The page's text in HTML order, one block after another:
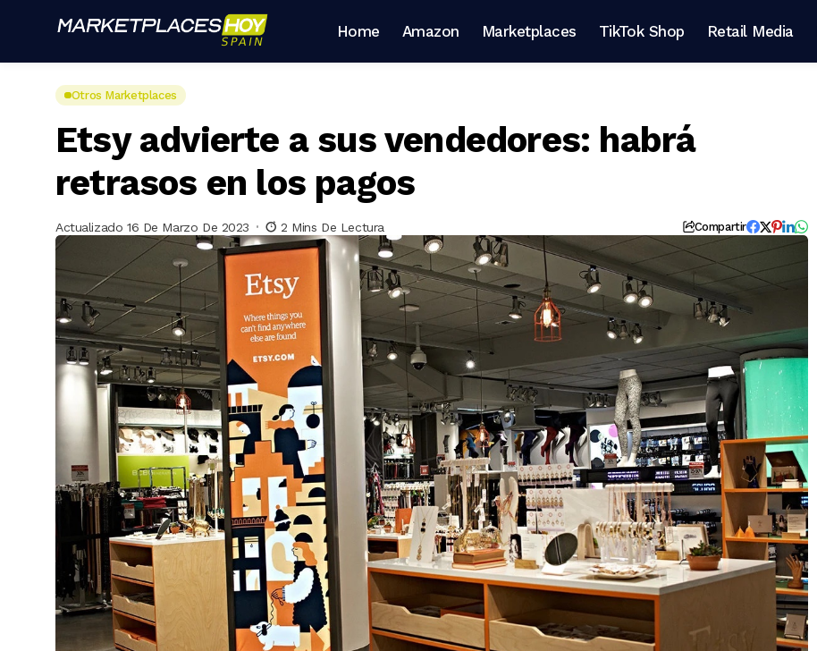
Home Amazon Marketplaces TikTok Shop Retail Media
Otros Marketplaces
Etsy advierte a sus vendedores: habrá
retrasos en los pagos
Actualizado 16 De Marzo De 2023 2 Mins De Lectura Compartir